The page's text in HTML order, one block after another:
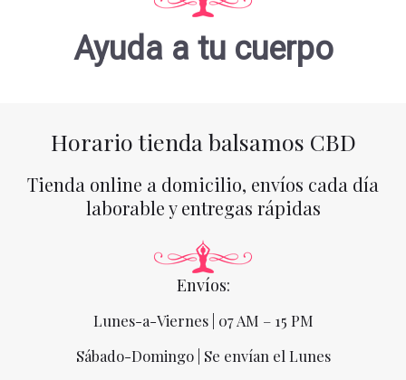
Ayuda a tu cuerpo
Horario tienda balsamos CBD
Tienda online a domicilio, envíos cada día
laborable y entregas rápidas
Envíos:
Lunes-a-Viernes | 07 AM – 15 PM
Sábado-Domingo | Se envían el Lunes